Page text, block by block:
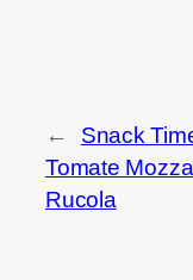
←
Snack
Tomate
Rucola